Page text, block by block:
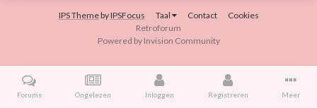
IPS ThemebyIPSFocus Taal Contact
Cookies
Retroforum
Powered by Invision Community
Forums Ongelezen Inloggen Registreren Meer